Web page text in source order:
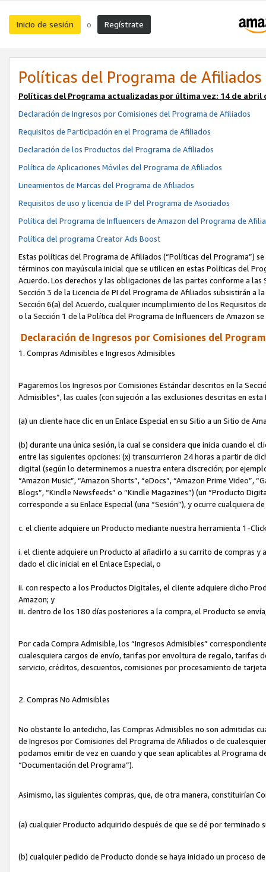
Inicio de sesión o Regístrate
Políticas del Programa de Afiliados
Políticas del Programa actualizadas por última vez: 14 de abril
Declaración de Ingresos por Comisiones del Programa de Afiliados
Requisitos de Participación en el Programa de Afiliados
Declaración de los Productos del Programa de Afiliados
Política de Aplicaciones Móviles del Programa de Afiliados
Lineamientos de Marcas del Programa de Afiliados
Requisitos de uso y licencia de IP del Programa de Asociados
Política del Programa de Influencers de Amazon del Programa de
Política del programa Creator Ads Boost
Estas políticas del Programa de Afiliados (“Políticas del Programa”)
términos con mayúscula inicial que se utilicen en estas Políticas del
Acuerdo. Los derechos y las obligaciones de las partes conforme a
Sección 3 de la Licencia de PI del Programa de Afiliados subsistirán
Sección 6(a) del Acuerdo, cualquier incumplimiento de los Requisitos
o la Sección 1 de la Política del Programa de Influencers de Amazon
Declaración de Ingresos por Comisiones del
1. Compras Admisibles e Ingresos Admisibles
Pagaremos los Ingresos por Comisiones Estándar descritos en la
Admisibles”, las cuales (con sujeción a las exclusiones descritas en
(a) un cliente hace clic en un Enlace Especial en su Sitio a un Sitio de
(b) durante una única sesión, la cual se considera que inicia cuando el
entre las siguientes opciones: (x) transcurrieron 24 horas a partir de
digital (según lo determinemos a nuestra entera discreción; por
“Amazon Music”, “Amazon Shorts”, “eDocs”, “Amazon Prime Video”,
Blogs”, “Kindle Newsfeeds” o “Kindle Magazines”) (un “Producto
corresponde a su Enlace Especial (una “Sesión”), y ocurre cualquiera
c. el cliente adquiere un Producto mediante nuestra herramienta 1-
i. el cliente adquiere un Producto al añadirlo a su carrito de compras
dado el clic inicial en el Enlace Especial, o
ii. con respecto a los Productos Digitales, el cliente adquiere dicho
Amazon; y
iii. dentro de los 180 días posteriores a la compra, el Producto se
Por cada Compra Admisible, los “Ingresos Admisibles”
cualesquiera cargos de envío, tarifas por envoltura de regalo, tarifas
servicio, créditos, descuentos, comisiones por procesamiento de
2. Compras No Admisibles
No obstante lo antedicho, las Compras Admisibles no son admitidas
de Ingresos por Comisiones del Programa de Afiliados o de
podamos emitir de vez en cuando y que sean aplicables al Programa
“Documentación del Programa”).
Asimismo, las siguientes compras, que, de otra manera, constituirían
(a) cualquier Producto adquirido después de que se dé por terminado
(b) cualquier pedido de Producto donde se haya iniciado un proceso